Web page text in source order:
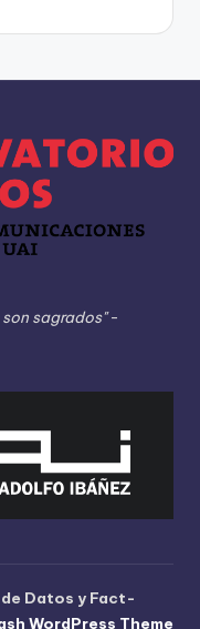
sagrados"-
Datos y Fact-
WordPress Theme